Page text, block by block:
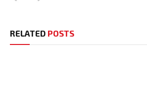
RELATED POSTS